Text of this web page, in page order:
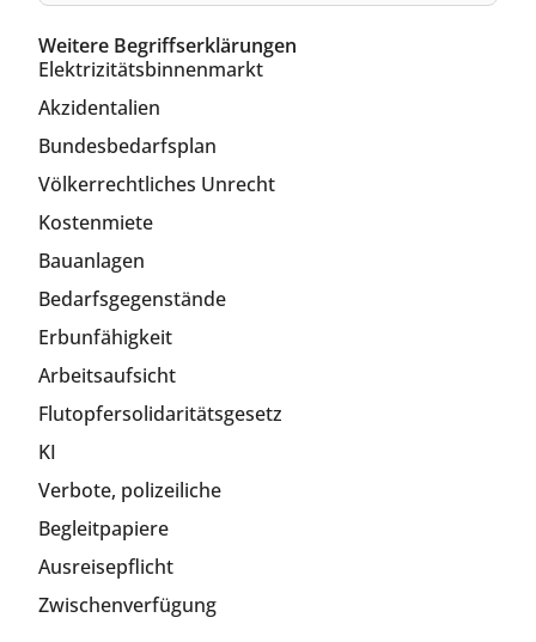
Weitere Begriffserklärungen
Elektrizitätsbinnenmarkt
Akzidentalien
Bundesbedarfsplan
Völkerrechtliches Unrecht
Kostenmiete
Bauanlagen
Bedarfsgegenstände
Erbunfähigkeit
Arbeitsaufsicht
Flutopfersolidaritätsgesetz
KI
Verbote, polizeiliche
Begleitpapiere
Ausreisepflicht
Zwischenverfügung